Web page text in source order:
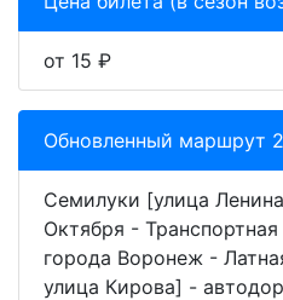
от 15 ₽
Обновленный маршрут
Семилуки [улица
Октября -
города Воронеж -
улица Кирова] -